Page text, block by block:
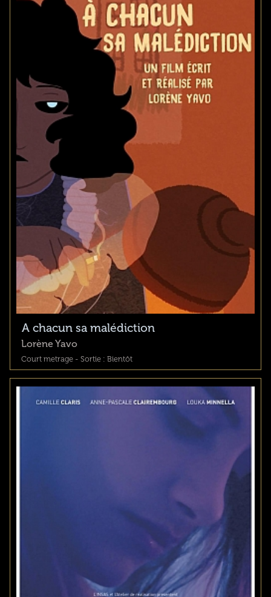
A chacun sa malédiction
Lorène Yavo
Court metrage - Sortie : Bientôt